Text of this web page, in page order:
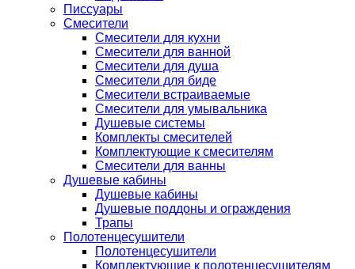
Писсуары
Смесители
Смесители для кухни
Смесители для ванной
Смесители для душа
Смесители для биде
Смесители встраиваемые
Смесители для умывальника
Душевые системы
Комплекты смесителей
Комплектующие к смесителям
Смесители для ванны
Душевые кабины
Душевые кабины
Душевые поддоны и ограждения
Трапы
Полотенцесушители
Полотенцесушители
Комплектующие к полотенцесушителям